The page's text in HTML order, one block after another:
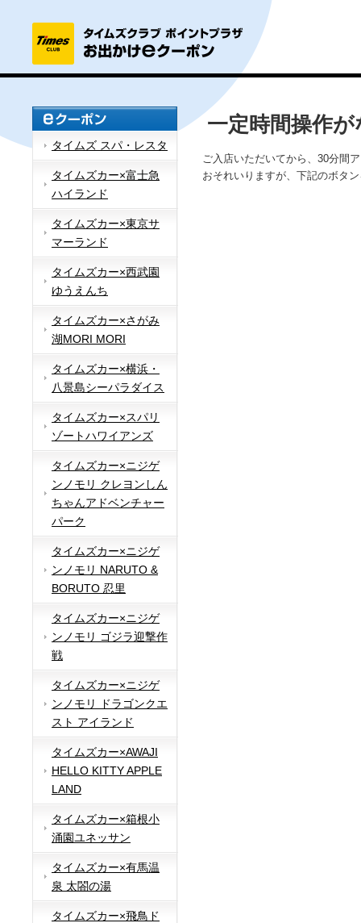
タイムズ スパ・レスタ
タイムズカー×富士急
ハイランド
タイムズカー×東京サ
マーランド
タイムズカー×西武園
ゆうえんち
タイムズカー×さがみ
湖MORI MORI
タイムズカー×横浜・
八景島シーパラダイス
タイムズカー×スパリ
ゾートハワイアンズ
タイムズカー×ニジゲ
ンノモリ クレヨンしん
ちゃんアドベンチャー
パーク
タイムズカー×ニジゲ
ンノモリ NARUTO &
BORUTO 忍里
タイムズカー×ニジゲ
ンノモリ ゴジラ迎撃作
戦
タイムズカー×ニジゲ
ンノモリ ドラゴンクエ
スト アイランド
タイムズカー×AWAJI
HELLO KITTY APPLE
LAND
タイムズカー×箱根小
涌園ユネッサン
タイムズカー×有馬温
泉 太閤の湯
タイムズカー×飛鳥ド
一定時間操作
ご入店いただいてから、30分間
おそれいりますが、下記のボタ